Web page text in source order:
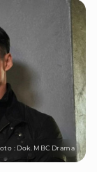
: Dok. MBC Drama